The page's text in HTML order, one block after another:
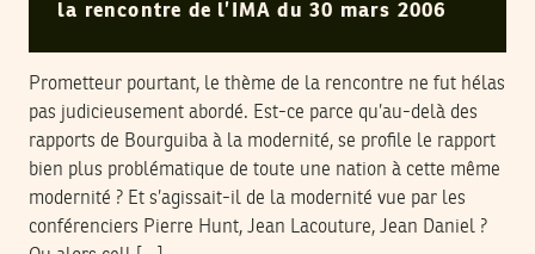
la rencontre de l’IMA du 30 mars 2006
Prometteur pourtant, le thème de la rencontre ne fut hélas
pas judicieusement abordé. Est-ce parce qu’au-delà des
rapports de Bourguiba à la modernité, se profile le rapport
bien plus problématique de toute une nation à cette même
modernité ? Et s’agissait-il de la modernité vue par les
conférenciers Pierre Hunt, Jean Lacouture, Jean Daniel ?